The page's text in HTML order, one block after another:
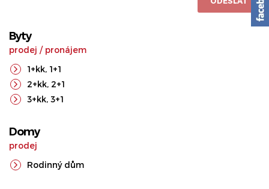
Byty
prodej / pronájem
1+kk, 1+1
2+kk, 2+1
3+kk, 3+1
Domy
prodej
Rodinný dům